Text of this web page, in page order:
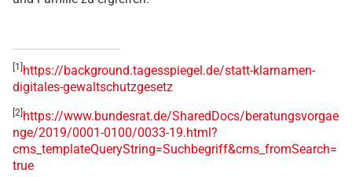
[1] https://background.tagesspiegel.de/statt-klarnamen-
digitales-gewaltschutzgesetz
[2] https://www.bundesrat.de/SharedDocs/beratungsvorgae
nge/2019/0001-0100/0033-19.html?
cms_templateQueryString=Suchbegriff&cms_fromSearch=
true